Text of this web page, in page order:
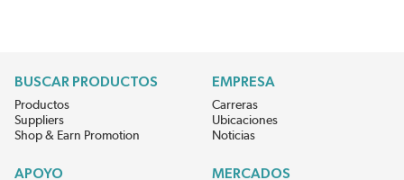
BUSCAR PRODUCTOS
Productos
Suppliers
Shop & Earn Promotion
EMPRESA
Carreras
Ubicaciones
Noticias
APOYO MERCADOS